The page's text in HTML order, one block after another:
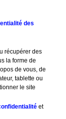
des
récupérer des
la forme de
de vous, de
tablette ou
le site
et